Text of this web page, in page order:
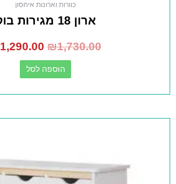
כוורות וארונות איחסון
ארון 18 מגירות בוק
₪1,730.00
1,290.00
הוספה לסל